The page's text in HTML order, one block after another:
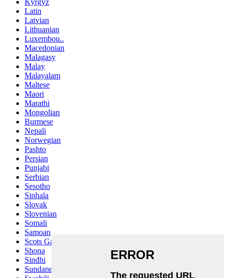
Latin
Latvian
Lithuanian
Luxembou..
Macedonian
Malagasy
Malay
Malayalam
Maltese
Maori
Marathi
Mongolian
Burmese
Nepali
Norwegian
Pashto
Persian
Punjabi
Serbian
Sesotho
Sinhala
Slovak
Slovenian
Somali
Samoan
Scots Gaelic
Shona
Sindhi
Sundanese